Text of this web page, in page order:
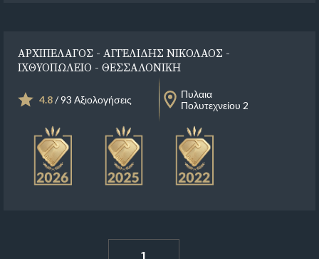
ΑΡΧΙΠΕΛΑΓΟΣ - ΑΓΓΕΛΙΔΗΣ ΝΙΚΟΛΑΟΣ -
ΙΧΘΥΟΠΩΛΕΙΟ - ΘΕΣΣΑΛΟΝΙΚΗ
4.8/ 93 Αξιολογήσεις
Πυλαια
Πολυτεχνείου 2